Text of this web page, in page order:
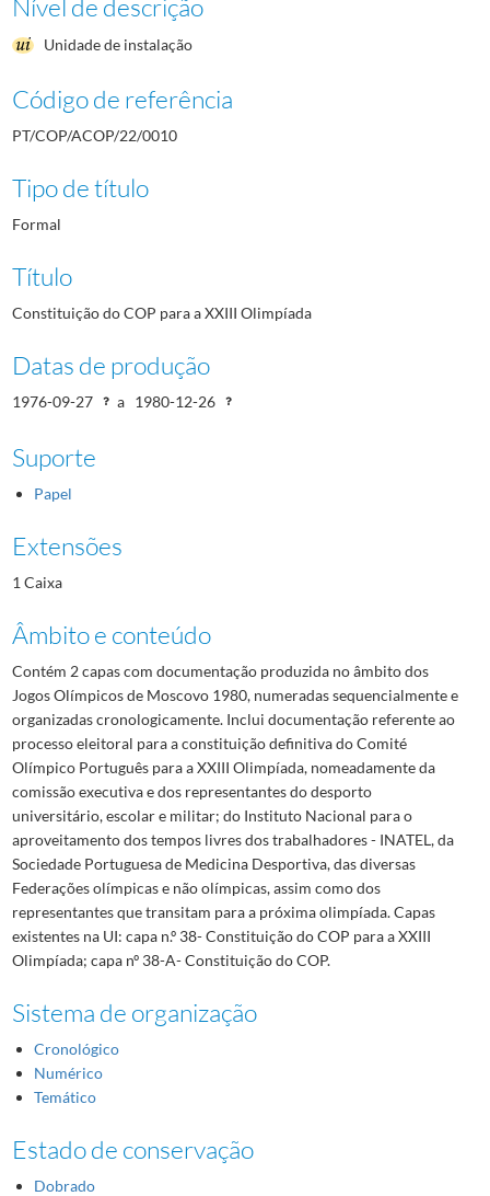
Nível de descrição
Unidade de instalação
Código de referência
PT/COP/ACOP/22/0010
Tipo de título
Formal
Título
Constituição do COP para a XXIII Olimpíada
Datas de produção
1976-09-27 a 1980-12-26
Suporte
Papel
Extensões
1 Caixa
Âmbito e conteúdo
Contém 2 capas com documentação produzida no âmbito dos
Jogos Olímpicos de Moscovo 1980, numeradas sequencialmente e
organizadas cronologicamente. Inclui documentação referente ao
processo eleitoral para a constituição definitiva do Comité
Olímpico Português para a XXIII Olimpíada, nomeadamente da
comissão executiva e dos representantes do desporto
universitário, escolar e militar; do Instituto Nacional para o
aproveitamento dos tempos livres dos trabalhadores - INATEL, da
Sociedade Portuguesa de Medicina Desportiva, das diversas
Federações olímpicas e não olímpicas, assim como dos
representantes que transitam para a próxima olimpíada. Capas
existentes na UI: capa n.º 38- Constituição do COP para a XXIII
Olimpíada; capa nº 38-A- Constituição do COP.
Sistema de organização
Cronológico
Numérico
Temático
Estado de conservação
Dobrado